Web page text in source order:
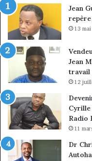
Jean
repère
13
Jean
travail
12
Cyrille
Radio
11
Dr